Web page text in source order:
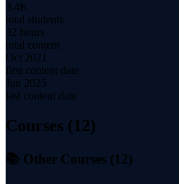
3.4K
total students
32 hours
total content
Oct 2021
first content date
Jun 2025
last content date
Courses (12)
📚 Other Courses (12)